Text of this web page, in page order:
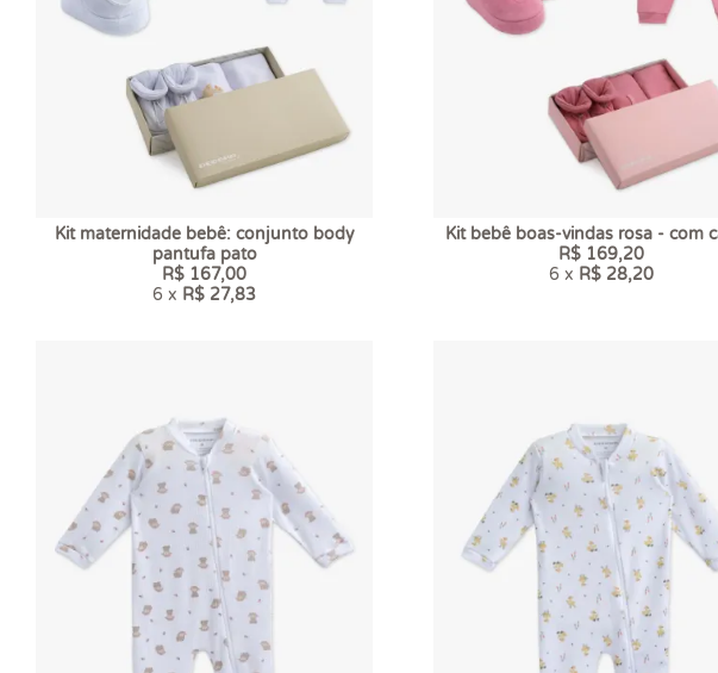
Kit maternidade bebê: conjunto body
pantufa pato
R$ 167,00
6 x R$ 27,83
Kit bebê boas-vindas rosa - com
R$ 169,20
6 x R$ 28,20